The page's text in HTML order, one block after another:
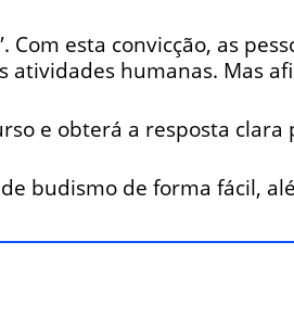
esta convicção, as
atividades humanas. Mas
e obterá a resposta clara
budismo de forma fácil,